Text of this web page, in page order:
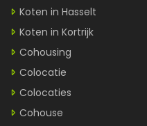
Koten in Hasselt
Koten in Kortrijk
Cohousing
Colocatie
Colocaties
Cohouse